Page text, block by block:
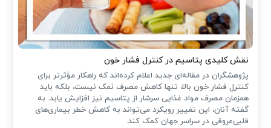
نقش کلیدی پتاسیم در کنترل فشار خون
پژوهشگران در مقاله‌ای جدید اعلام کرده‌اند که راهکار مؤثرتر برای
کنترل فشار خون بالا، تنها کاهش مصرف نمک نیست، بلکه باید
همزمان مصرف مواد غذایی سرشار از پتاسیم نیز افزایش یابد. به
گفته آنان، این تغییر رویکرد می‌تواند به کاهش خطر بیماری‌های
قلبی‌عروقی در سراسر جهان کمک کند.